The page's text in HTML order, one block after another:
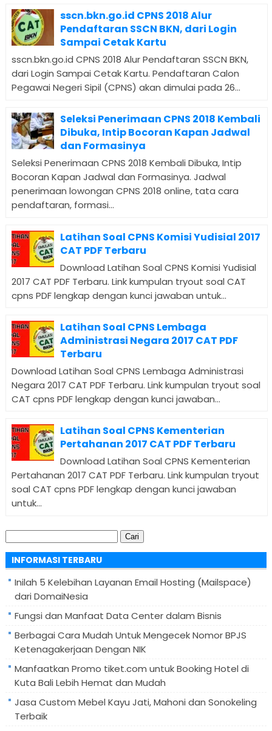
sscn.bkn.go.id CPNS 2018 Alur
Pendaftaran SSCN BKN, dari Login
Sampai Cetak Kartu
sscn.bkn.go.id CPNS 2018 Alur Pendaftaran SSCN BKN,
dari Login Sampai Cetak Kartu. Pendaftaran Calon
Pegawai Negeri Sipil (CPNS) akan dimulai pada 26...
Seleksi Penerimaan CPNS 2018 Kembali
Dibuka, Intip Bocoran Kapan Jadwal
dan Formasinya
Seleksi Penerimaan CPNS 2018 Kembali Dibuka, Intip
Bocoran Kapan Jadwal dan Formasinya. Jadwal
penerimaan lowongan CPNS 2018 online, tata cara
pendaftaran, formasi...
Latihan Soal CPNS Komisi Yudisial 2017
CAT PDF Terbaru
Download Latihan Soal CPNS Komisi Yudisial
2017 CAT PDF Terbaru. Link kumpulan tryout soal CAT
cpns PDF lengkap dengan kunci jawaban untuk...
Latihan Soal CPNS Lembaga
Administrasi Negara 2017 CAT PDF
Terbaru
Download Latihan Soal CPNS Lembaga Administrasi
Negara 2017 CAT PDF Terbaru. Link kumpulan tryout soal
CAT cpns PDF lengkap dengan kunci jawaban...
Latihan Soal CPNS Kementerian
Pertahanan 2017 CAT PDF Terbaru
Download Latihan Soal CPNS Kementerian
Pertahanan 2017 CAT PDF Terbaru. Link kumpulan tryout
soal CAT cpns PDF lengkap dengan kunci jawaban
untuk...
Cari
untuk:
INFORMASI TERBARU
Inilah 5 Kelebihan Layanan Email Hosting (Mailspace)
dari DomaiNesia
Fungsi dan Manfaat Data Center dalam Bisnis
Berbagai Cara Mudah Untuk Mengecek Nomor BPJS
Ketenagakerjaan Dengan NIK
Manfaatkan Promo tiket.com untuk Booking Hotel di
Kuta Bali Lebih Hemat dan Mudah
Jasa Custom Mebel Kayu Jati, Mahoni dan Sonokeling
Terbaik